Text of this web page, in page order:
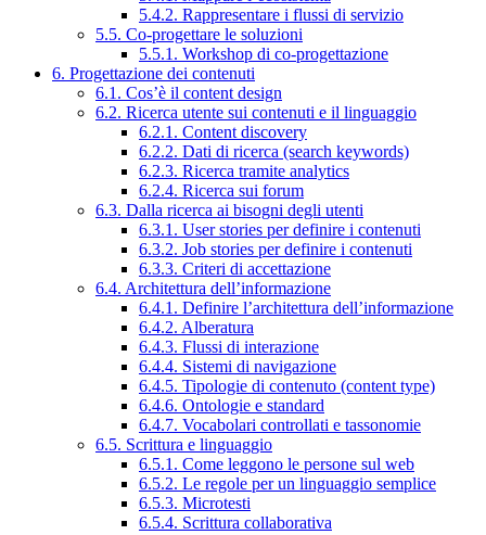
5.4.2. Rappresentare i flussi di servizio
5.5. Co-progettare le soluzioni
5.5.1. Workshop di co-progettazione
6. Progettazione dei contenuti
6.1. Cos’è il content design
6.2. Ricerca utente sui contenuti e il linguaggio
6.2.1. Content discovery
6.2.2. Dati di ricerca (search keywords)
6.2.3. Ricerca tramite analytics
6.2.4. Ricerca sui forum
6.3. Dalla ricerca ai bisogni degli utenti
6.3.1. User stories per definire i contenuti
6.3.2. Job stories per definire i contenuti
6.3.3. Criteri di accettazione
6.4. Architettura dell’informazione
6.4.1. Definire l’architettura dell’informazione
6.4.2. Alberatura
6.4.3. Flussi di interazione
6.4.4. Sistemi di navigazione
6.4.5. Tipologie di contenuto (content type)
6.4.6. Ontologie e standard
6.4.7. Vocabolari controllati e tassonomie
6.5. Scrittura e linguaggio
6.5.1. Come leggono le persone sul web
6.5.2. Le regole per un linguaggio semplice
6.5.3. Microtesti
6.5.4. Scrittura collaborativa